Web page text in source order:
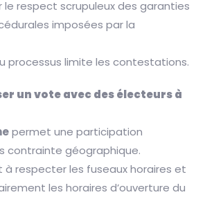
respect scrupuleux des garanties
imposées par la
processus limite les contestations.
un vote avec des électeurs à
permet une participation
contrainte géographique.
à respecter les fuseaux horaires et
les horaires d’ouverture du